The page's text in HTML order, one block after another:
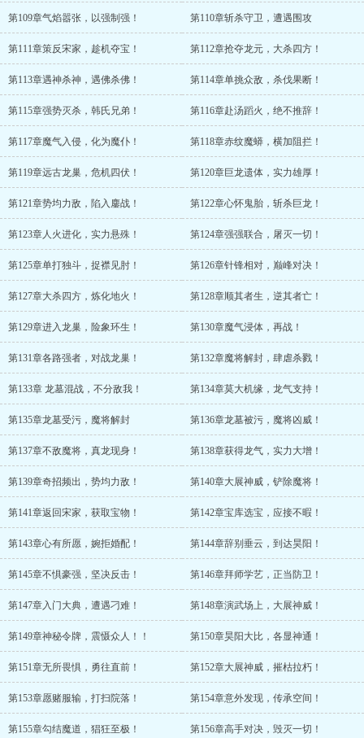
第109章气焰嚣张，以强制强！ 第110章斩杀守卫，遭遇围攻
第111章策反宋家，趁机夺宝！ 第112章抢夺龙元，大杀四方！
第113章遇神杀神，遇佛杀佛！ 第114章单挑众敌，杀伐果断！
第115章强势灭杀，韩氏兄弟！ 第116章赴汤蹈火，绝不推辞！
第117章魔气入侵，化为魔仆！ 第118章赤纹魔蟒，横加阻拦！
第119章远古龙巢，危机四伏！ 第120章巨龙遗体，实力雄厚！
第121章势均力敌，陷入鏖战！ 第122章心怀鬼胎，斩杀巨龙！
第123章人火进化，实力悬殊！ 第124章强强联合，屠灭一切！
第125章单打独斗，捉襟见肘！ 第126章针锋相对，巅峰对决！
第127章大杀四方，炼化地火！ 第128章顺其者生，逆其者亡！
第129章进入龙巢，险象环生！ 第130章魔气浸体，再战！
第131章各路强者，对战龙巢！ 第132章魔将解封，肆虐杀戮！
第133章 龙墓混战，不分敌我！ 第134章莫大机缘，龙气支持！
第135章龙墓受污，魔将解封 第136章龙墓被污，魔将凶威！
第137章不敌魔将，真龙现身！ 第138章获得龙气，实力大增！
第139章奇招频出，势均力敌！ 第140章大展神威，铲除魔将！
第141章返回宋家，获取宝物！ 第142章宝库选宝，应接不暇！
第143章心有所愿，婉拒婚配！ 第144章辞别垂云，到达昊阳！
第145章不惧豪强，坚决反击！ 第146章拜师学艺，正当防卫！
第147章入门大典，遭遇刁难！ 第148章演武场上，大展神威！
第149章神秘令牌，震慑众人！！ 第150章昊阳大比，各显神通！
第151章无所畏惧，勇往直前！ 第152章大展神威，摧枯拉朽！
第153章愿赌服输，打扫院落！ 第154章意外发现，传承空间！
第155章勾结魔道，猖狂至极！ 第156章高手对决，毁灭一切！